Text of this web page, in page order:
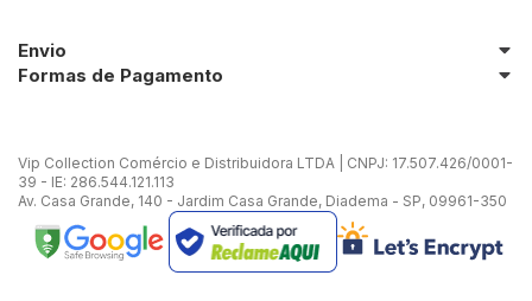
Envio
Formas de Pagamento
Vip Collection Comércio e Distribuidora LTDA | CNPJ: 17.507.426/0001-
39 - IE: 286.544.121.113
Av. Casa Grande, 140 - Jardim Casa Grande, Diadema - SP, 09961-350